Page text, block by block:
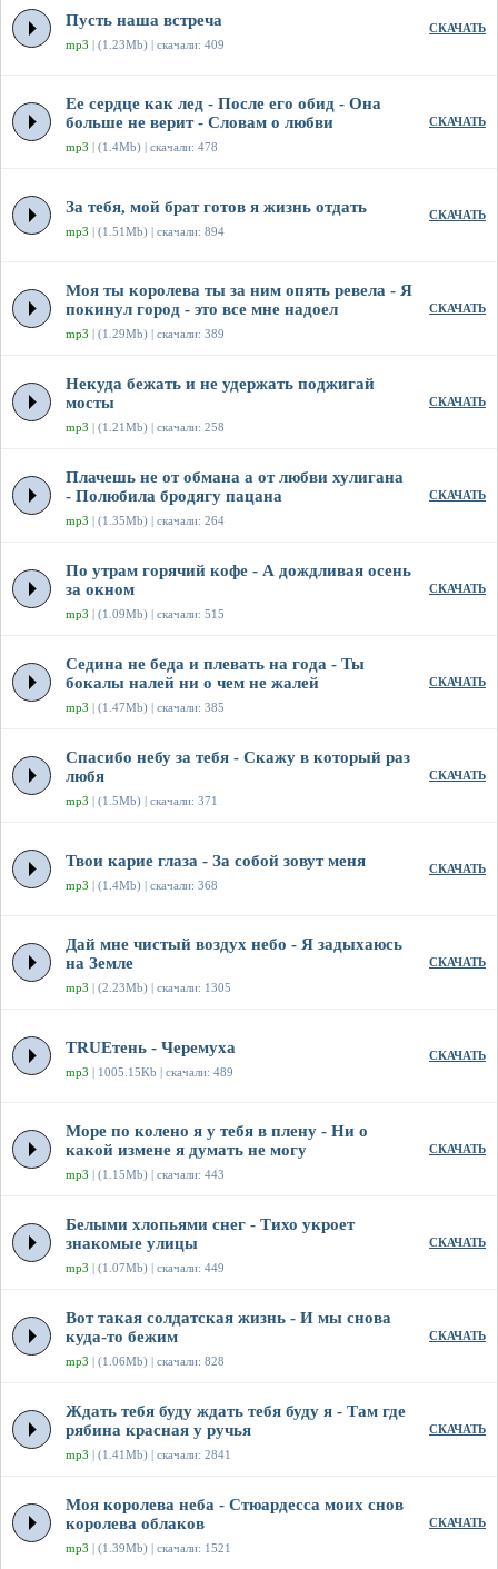
Пусть наша встреча
mp3 | (1.23Mb) | скачали: 409
СКАЧАТЬ
Ее сердце как лед - После его обид - Она
больше не верит - Словам о любви
mp3 | (1.4Mb) | скачали: 478
СКАЧАТЬ
За тебя, мой брат готов я жизнь отдать
mp3 | (1.51Mb) | скачали: 894
СКАЧАТЬ
Моя ты королева ты за ним опять ревела - Я
покинул город - это все мне надоел
mp3 | (1.29Mb) | скачали: 389
СКАЧАТЬ
Некуда бежать и не удержать поджигай
мосты
mp3 | (1.21Mb) | скачали: 258
СКАЧАТЬ
Плачешь не от обмана а от любви хулигана
- Полюбила бродягу пацана
mp3 | (1.35Mb) | скачали: 264
СКАЧАТЬ
По утрам горячий кофе - А дождливая осень
за окном
mp3 | (1.09Mb) | скачали: 515
СКАЧАТЬ
Седина не беда и плевать на года - Ты
бокалы налей ни о чем не жалей
mp3 | (1.47Mb) | скачали: 385
СКАЧАТЬ
Спасибо небу за тебя - Скажу в который раз
любя
mp3 | (1.5Mb) | скачали: 371
СКАЧАТЬ
Твои карие глаза - За собой зовут меня
mp3 | (1.4Mb) | скачали: 368
СКАЧАТЬ
Дай мне чистый воздух небо - Я задыхаюсь
на Земле
mp3 | (2.23Mb) | скачали: 1305
СКАЧАТЬ
TRUEтень - Черемуха
mp3 | 1005.15Kb | скачали: 489
СКАЧАТЬ
Море по колено я у тебя в плену - Ни о
какой измене я думать не могу
mp3 | (1.15Mb) | скачали: 443
СКАЧАТЬ
Белыми хлопьями снег - Тихо укроет
знакомые улицы
mp3 | (1.07Mb) | скачали: 449
СКАЧАТЬ
Вот такая солдатская жизнь - И мы снова
куда-то бежим
mp3 | (1.06Mb) | скачали: 828
СКАЧАТЬ
Ждать тебя буду ждать тебя буду я - Там где
рябина красная у ручья
mp3 | (1.41Mb) | скачали: 2841
СКАЧАТЬ
Моя королева неба - Стюардесса моих снов
королева облаков
mp3 | (1.39Mb) | скачали: 1521
СКАЧАТЬ